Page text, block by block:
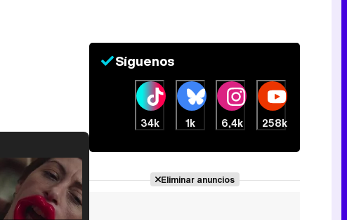
Síguenos
34k 1k 6,4k 258k
Eliminar anuncios